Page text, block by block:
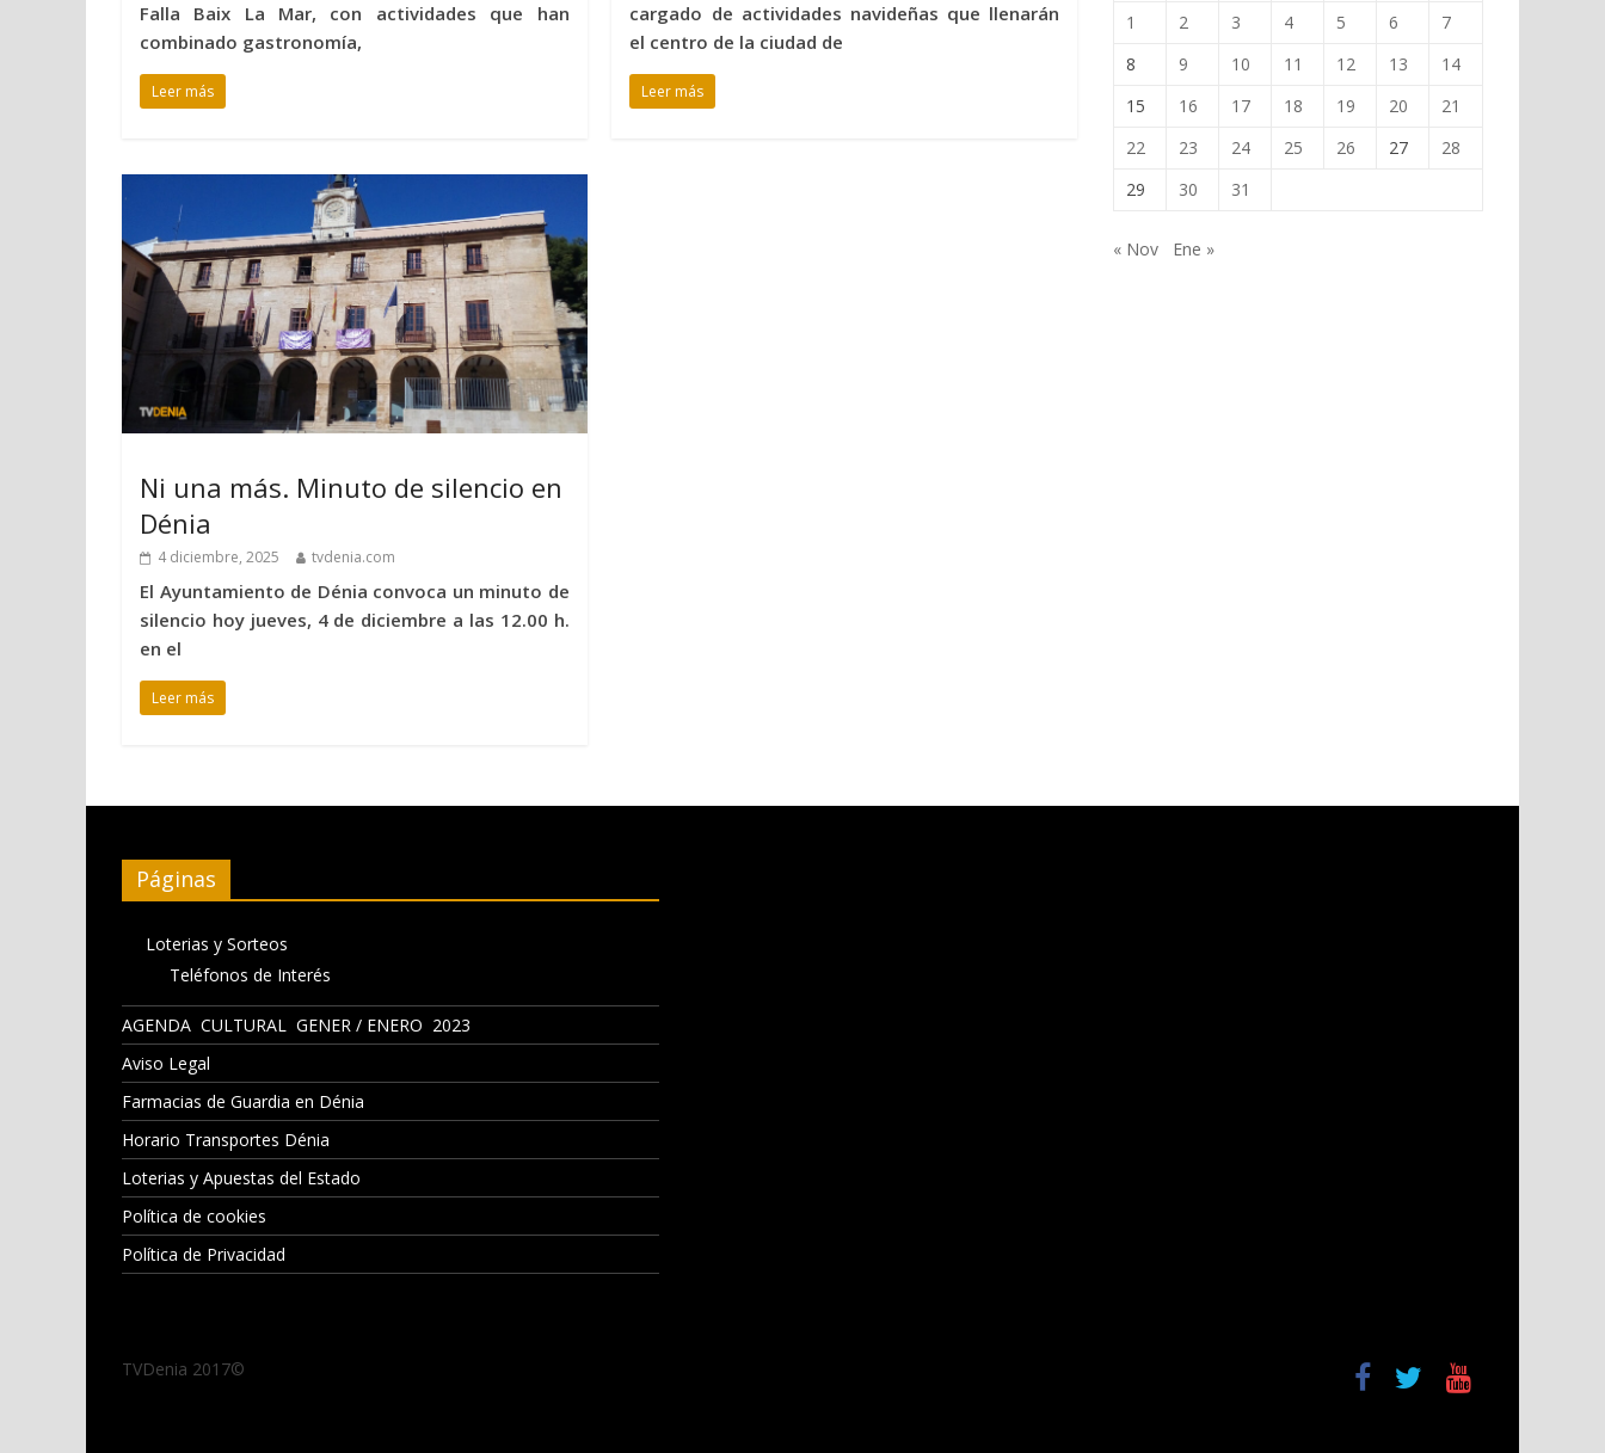
Falla Baix La Mar, con actividades que han
combinado gastronomía,
Leer más
cargado de actividades navideñas que llenarán
el centro de la ciudad de
Leer más
Ni una más. Minuto de silencio en
Dénia
4 diciembre, 2025 tvdenia.com
El Ayuntamiento de Dénia convoca un minuto de
silencio hoy jueves, 4 de diciembre a las 12.00 h.
en el
Leer más
1
2 3 4 5 6
7
8
9 10 11 12 13
14
15
16 17 18 19 20
21
22
23 24 25 26 27
28
29
30 31
« Nov Ene »
Páginas
Loterias y Sorteos
Teléfonos de Interés
AGENDA CULTURAL GENER / ENERO 2023
Aviso Legal
Farmacias de Guardia en Dénia
Horario Transportes Dénia
Loterias y Apuestas del Estado
Política de cookies
Política de Privacidad
TVDenia 2017©